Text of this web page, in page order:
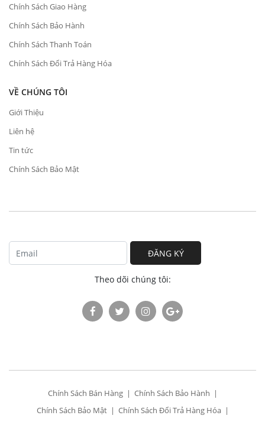
Chính Sách Giao Hàng
Chính Sách Bảo Hành
Chính Sách Thanh Toán
Chính Sách Đổi Trả Hàng Hóa
VỀ CHÚNG TÔI
Giới Thiệu
Liên hệ
Tin tức
Chính Sách Bảo Mật
ĐĂNG KÝ
Theo dõi chúng tôi:
Chính Sách Bán Hàng
Chính Sách Bảo Hành
Chính Sách Bảo Mật
Chính Sách Đổi Trả Hàng Hóa